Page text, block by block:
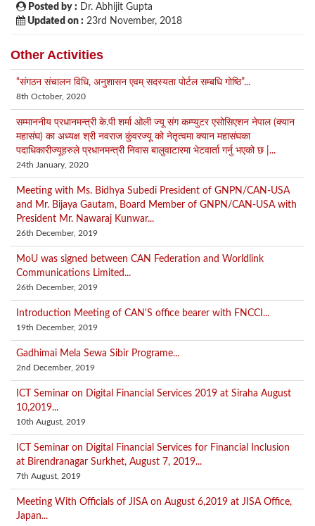
Posted by : Dr. Abhijit Gupta
Updated on : 23rd November, 2018
Other Activities
“संगठन संचालन विधि, अनुशासन एवम् सदस्यता पोर्टल सम्बधि गोष्ठि”...
8th October, 2020
सम्माननीय प्रधानमन्त्री के.पी शर्मा ओली ज्यू संग कम्प्युटर एसोसिएशन नेपाल (क्यान
महासंघ) का अध्यक्ष श्री नवराज कुंवरज्यू को नेतृत्वमा क्यान महासंघका
पदाधिकारीज्यूहरुले प्रधानमन्त्री निवास बालुवाटारमा भेटवार्ता गर्नु भएको छ |...
24th January, 2020
Meeting with Ms. Bidhya Subedi President of GNPN/CAN-USA
and Mr. Bijaya Gautam, Board Member of GNPN/CAN-USA with
President Mr. Nawaraj Kunwar...
26th December, 2019
MoU was signed between CAN Federation and Worldlink
Communications Limited...
26th December, 2019
Introduction Meeting of CAN'S office bearer with FNCCI...
19th December, 2019
Gadhimai Mela Sewa Sibir Programe...
2nd December, 2019
ICT Seminar on Digital Financial Services 2019 at Siraha August
10,2019...
10th August, 2019
ICT Seminar on Digital Financial Services for Financial Inclusion
at Birendranagar Surkhet, August 7, 2019...
7th August, 2019
Meeting With Officials of JISA on August 6,2019 at JISA Office,
Japan...